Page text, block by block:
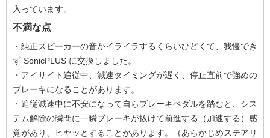
入っています。
不満な点
・純正スピーカーの音がイライラするくらいひどくて、我慢でき
ず SonicPLUS に交換しました。
・アイサイト追従中、減速タイミングが遅く、停止直前で強めの
ブレーキになることがあります。
・追従減速中に不安になって自らブレーキペダルを踏むと、シス
テム解除の瞬間に一瞬ブレーキが抜けて前進する（加速する）感
覚があり、ヒヤッとすることがあります。（あらかじめステアリ